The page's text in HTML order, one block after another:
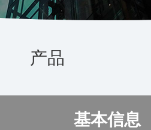
产品
基本信息